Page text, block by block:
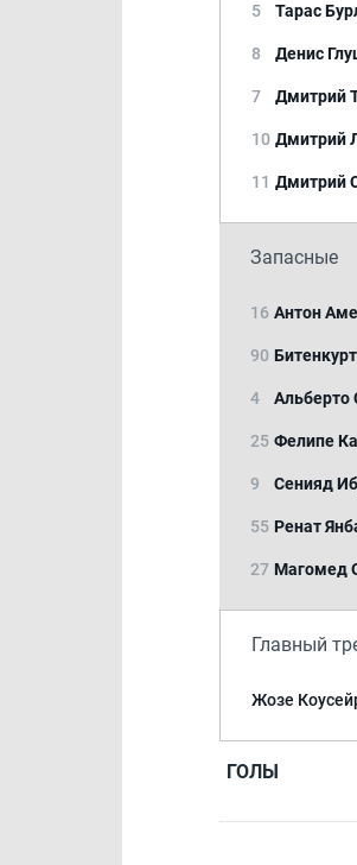
5 Тарас
8 Денис
7 Дмитрий
10 Дмитрий
11 Дмитрий
Запасные
16 Антон
90
4 Альберто
25 Фелипе
9 Сенияд
55 Ренат
27 Магомед
Главный
Жозе
ГОЛЫ